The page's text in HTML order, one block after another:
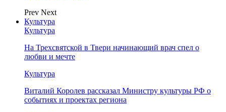
Prev Next
Культура
Культура
На Трехсвятской в Твери начинающий врач спел о
любви и мечте
Культура
Виталий Королев рассказал Министру культуры РФ о
событиях и проектах региона